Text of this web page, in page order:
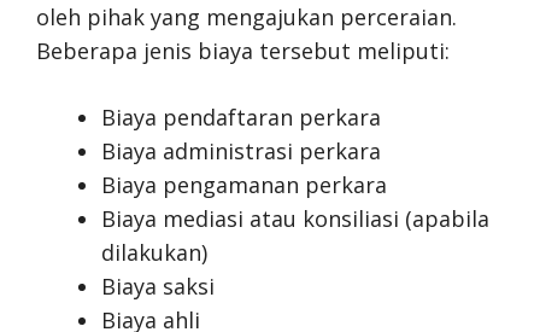
oleh pihak yang mengajukan perceraian.
Beberapa jenis biaya tersebut meliputi:
Biaya pendaftaran perkara
Biaya administrasi perkara
Biaya pengamanan perkara
Biaya mediasi atau konsiliasi (apabila
dilakukan)
Biaya saksi
Biaya ahli